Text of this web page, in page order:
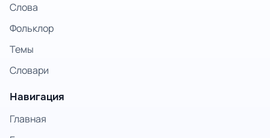
Слова
Фольклор
Темы
Словари
Навигация
Главная